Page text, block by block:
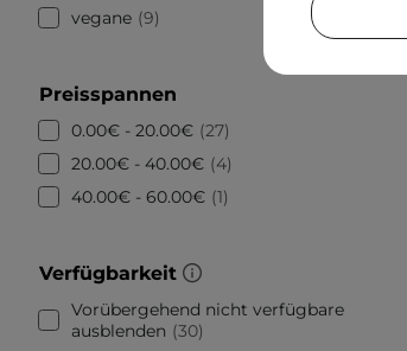
vegane 9
Preisspannen
0.00€ - 20.00€ 27
20.00€ - 40.00€
4
40.00€ - 60.00€ 1
Verfügbarkeit
Vorübergehend nicht verfügbare
ausblenden
30